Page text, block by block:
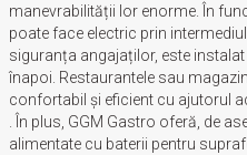
manevrabilității lor enorme. În
poate face electric prin
siguranța angajaților, este
înapoi. Restaurantele sau
confortabil și eficient cu ajutorul
. În plus, GGM Gastro oferă, de
alimentate cu baterii pentru